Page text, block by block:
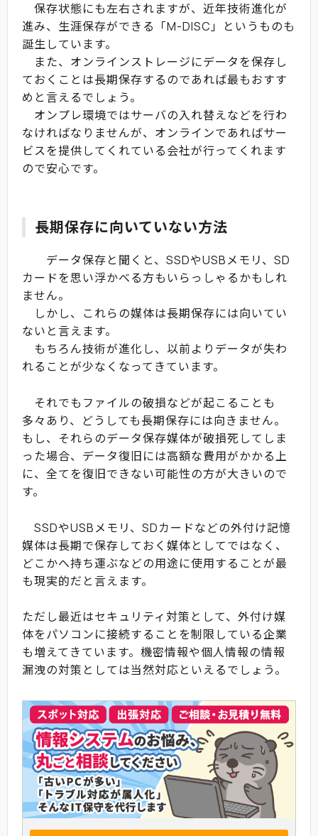
保存状態にも左右されますが、近年技術進化が
進み、生涯保存ができる「M-DISC」というものも
誕生しています。
また、オンラインストレージにデータを保存し
ておくことは長期保存するのであれば最もおすす
めと言えるでしょう。
オンプレ環境ではサーバの入れ替えなどを行わ
なければなりませんが、オンラインであればサー
ビスを提供してくれている会社が行ってくれます
ので安心です。
長期保存に向いていない方法
データ保存と聞くと、SSDやUSBメモリ、SD
カードを思い浮かべる方もいらっしゃるかもしれ
ません。
しかし、これらの媒体は長期保存には向いてい
ないと言えます。
もちろん技術が進化し、以前よりデータが失わ
れることが少なくなってきています。
それでもファイルの破損などが起こることも
多々あり、どうしても長期保存には向きません。
もし、それらのデータ保存媒体が破損死してしま
った場合、データ復旧には高額な費用がかかる上
に、全てを復旧できない可能性の方が大きいので
す。
SSDやUSBメモリ、SDカードなどの外付け記憶
媒体は長期で保存しておく媒体としてではなく、
どこかへ持ち運ぶなどの用途に使用することが最
も現実的だと言えます。
ただし最近はセキュリティ対策として、外付け媒
体をパソコンに接続することを制限している企業
も増えてきています。機密情報や個人情報の情報
漏洩の対策としては当然対応といえるでしょう。